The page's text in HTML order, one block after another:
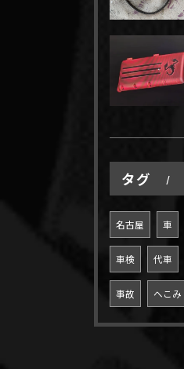
タグ
名古屋 車
車検 代車
事故 へこみ